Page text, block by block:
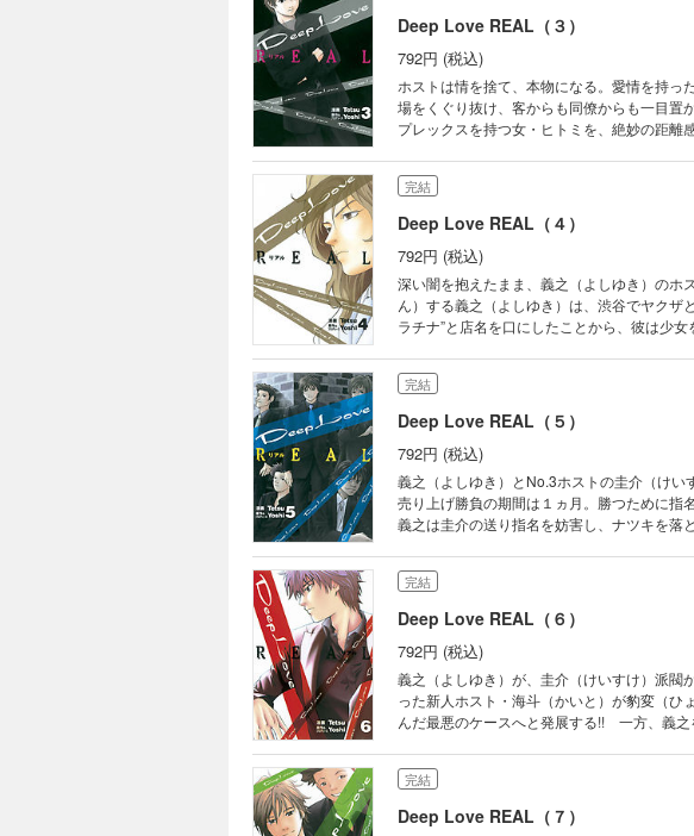
Deep Love REAL（３）
792円 (税込)
ホストは情を捨て、本物になる。愛情を持
場をくぐり抜け、客からも同僚からも一目置
プレックスを持つ女・ヒトミを、絶妙の距
伝説の携帯小説をリアルに漫画化!! 第３巻!!
完結
Deep Love REAL（４）
792円 (税込)
深い闇を抱えたまま、義之（よしゆき）の
ん）する義之（よしゆき）は、渋谷でヤクザ
ラチナ”と店名を口にしたことから、彼は
明らかに――!? 伝説の携帯小説をリアルに漫
完結
Deep Love REAL（５）
792円 (税込)
義之（よしゆき）とNo.3ホストの圭介（け
売り上げ勝負の期間は１ヵ月。勝つために
義之は圭介の送り指名を妨害し、ナツキを落
録!! 伝説の携帯小説をリアルに漫画化!! 第５
完結
Deep Love REAL（６）
792円 (税込)
義之（よしゆき）が、圭介（けいすけ）派
った新人ホスト・海斗（かいと）が豹変（ひ
んだ最悪のケースへと発展する!! 一方、義
完結
Deep Love REAL（７）